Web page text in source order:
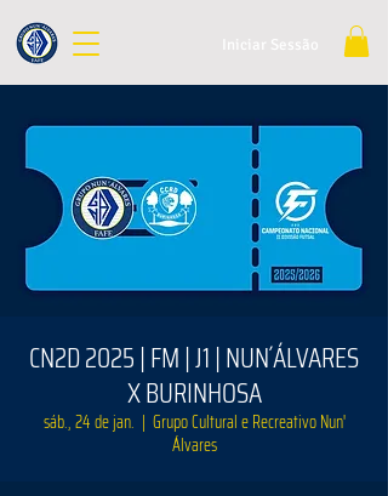
Iniciar Sessão
CN2D 2025 | FM | J1 | NUN´ÁLVARES
X BURINHOSA
sáb., 24 de jan.
  |
Grupo Cultural e Recreativo Nun'
Álvares